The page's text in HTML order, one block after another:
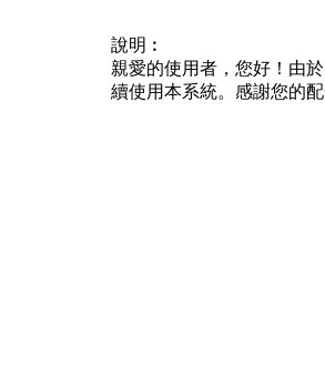
說明︰
親愛的使用者，您好！由
續使用本系統。感謝您的配